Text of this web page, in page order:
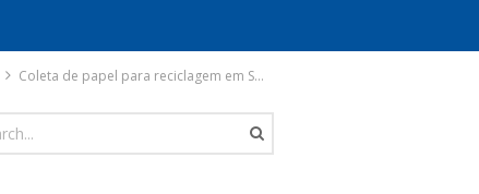
Coleta de papel para reciclagem em São Paulo e região